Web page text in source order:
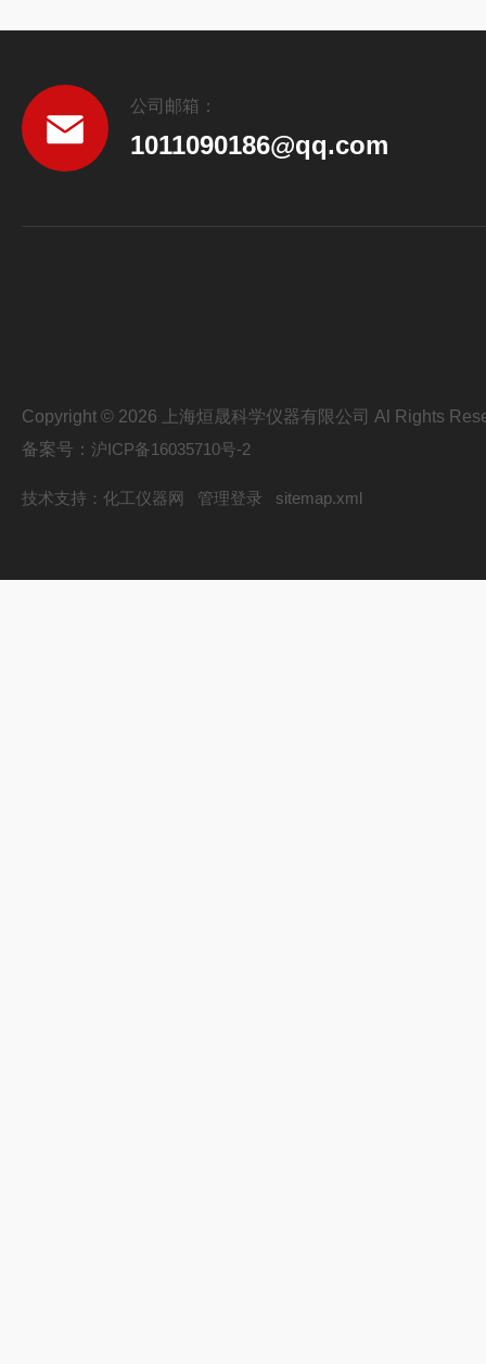
公司邮箱：
1011090186@qq.com
Copyright © 2026 上海烜晟科学仪器有限公司 Al Rights
备案号： 沪ICP备16035710号-2
技术支持： 化工仪器网 管理登录 sitemap.xml